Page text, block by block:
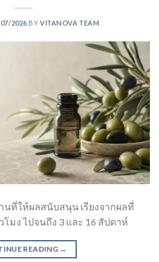
2026 BYVITANOVA TEAM
นที่ให้ผลสนับสนุน เรียงจากผลที่
โมง ไปจนถึง 3 และ 16 สัปดาห์
READING →